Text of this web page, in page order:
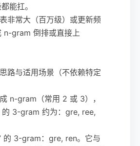
能扛。
非常大（百万级）或更新频
n-gram 倒排或直接上
路与适用场景（不依赖特定
n-gram（常用 2 或 3），
的 3-gram 约为：gre, ree,
的 3-gram：gre, ren。它与